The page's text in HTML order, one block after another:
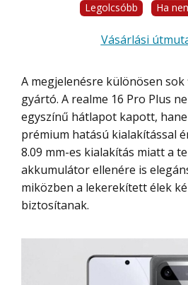
Legolcsóbb Ha
Vásárlási
A megjelenésre különösen sok figyelmet fordított a
gyártó. A realme 16 Pro Plus
egyszínű hátlapot kapott,
prémium hatású kialakítással
8.09 mm-es kialakítás miatt a
akkumulátor ellenére is
miközben a lekerekített élek
biztosítanak.